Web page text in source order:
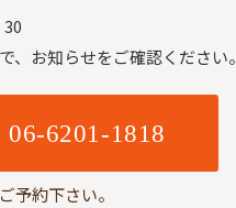
お知らせをご確認ください。
06-6201-1818
予約下さい。